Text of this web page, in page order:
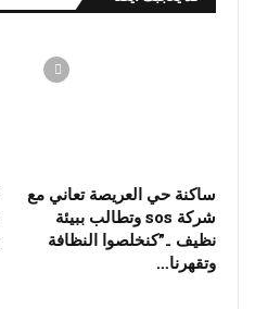
ساكنة حي العريصة تعاني مع
شركة sos وتطالب ببيئة
نظيف ..”كنخلصوا النظافة
وتقهرنا…